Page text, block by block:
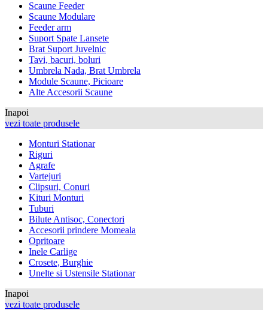
Scaune Feeder
Scaune Modulare
Feeder arm
Suport Spate Lansete
Brat Suport Juvelnic
Tavi, bacuri, boluri
Umbrela Nada, Brat Umbrela
Module Scaune, Picioare
Alte Accesorii Scaune
Inapoi
vezi toate produsele
Monturi Stationar
Riguri
Agrafe
Vartejuri
Clipsuri, Conuri
Kituri Monturi
Tuburi
Bilute Antisoc, Conectori
Accesorii prindere Momeala
Opritoare
Inele Carlige
Crosete, Burghie
Unelte si Ustensile Stationar
Inapoi
vezi toate produsele